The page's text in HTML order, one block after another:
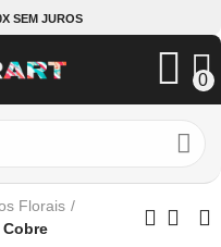
SEM JUROS
0
Florais